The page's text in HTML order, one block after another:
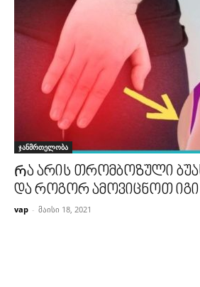
ჯანმრთელობა
Რა არის თრომბოზული
და როგორ ამოვიცნოთ იგი
vap - მაისი 18, 2021